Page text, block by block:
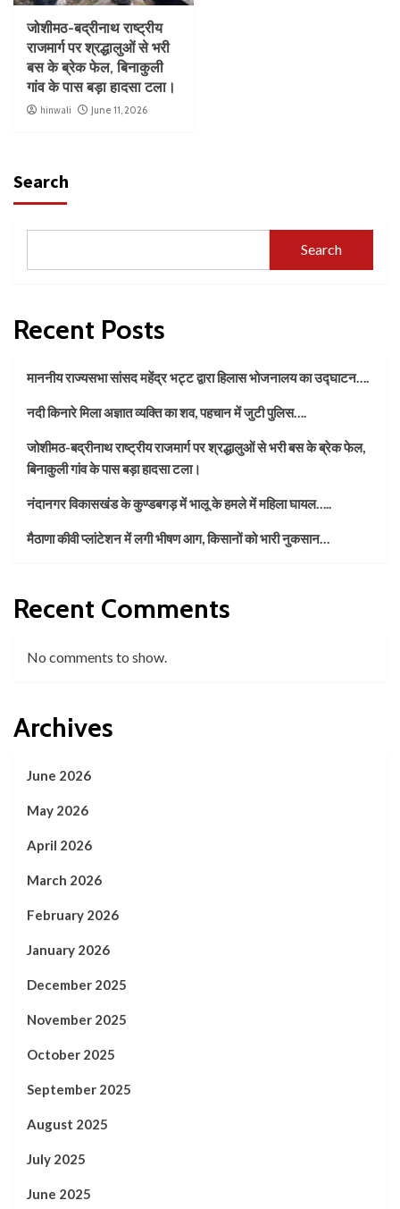
जोशीमठ-बद्रीनाथ राष्ट्रीय
राजमार्ग पर श्रद्धालुओं से भरी
बस के ब्रेक फेल, बिनाकुली
गांव के पास बड़ा हादसा टला।
hinwali June 11, 2026
Search
Search
Recent Posts
माननीय राज्यसभा सांसद महेंद्र भट्ट द्वारा हिलास भोजनालय का उद्घाटन….
नदी किनारे मिला अज्ञात व्यक्ति का शव, पहचान में जुटी पुलिस….
जोशीमठ-बद्रीनाथ राष्ट्रीय राजमार्ग पर श्रद्धालुओं से भरी बस के ब्रेक फेल,
बिनाकुली गांव के पास बड़ा हादसा टला।
नंदानगर विकासखंड के कुण्डबगड़ में भालू के हमले में महिला घायल…..
मैठाणा कीवी प्लांटेशन में लगी भीषण आग, किसानों को भारी नुकसान…
Recent Comments
No comments to show.
Archives
June 2026
May 2026
April 2026
March 2026
February 2026
January 2026
December 2025
November 2025
October 2025
September 2025
August 2025
July 2025
June 2025